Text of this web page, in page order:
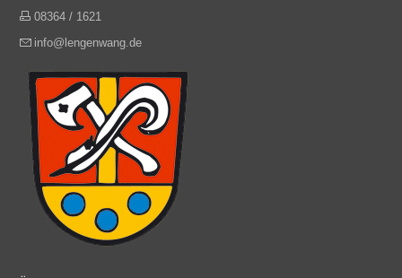
08364 / 1621
info@lengenwang.de